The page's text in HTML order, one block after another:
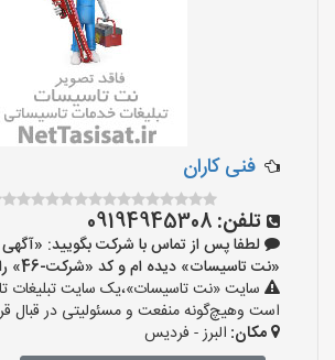
فنی کاران
تلفن: 09194945308
لطفا پس از تماس با شرکت بگویید:
«نت تاسیسات» دیده ام و کد «شرکت-46» را اعلام کنید»
سایت «نت تاسیسات»،یک سایت تبلیغات
است وهیچ‌گونه منفعت و مسئولیتی در قبال
مکان: البرز - فردیس